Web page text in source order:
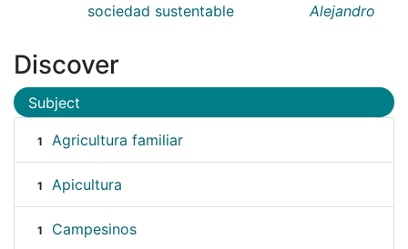
sociedad sustentable
Alejandro
Discover
Subject
1 Agricultura familiar
1 Apicultura
1 Campesinos